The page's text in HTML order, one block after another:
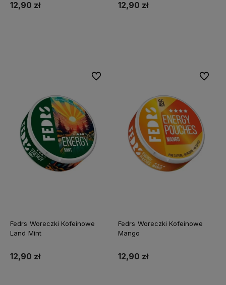
12,90 zł 12,90 zł
Fedrs Woreczki Kofeinowe
Land Mint
12,90 zł
Do ulubionych
Fedrs Woreczki Kofeinowe
Mango
12,90 zł
Do